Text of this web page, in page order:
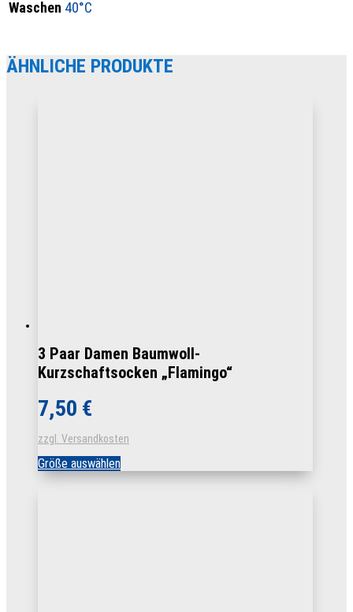
Waschen 40°C
ÄHNLICHE PRODUKTE
3 Paar Damen Baumwoll-
Kurzschaftsocken „Flamingo“
7,50 €
zzgl. Versandkosten
Größe auswählenDieses
Produkt